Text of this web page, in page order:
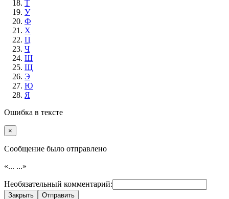
Т
У
Ф
Х
Ц
Ч
Ш
Щ
Э
Ю
Я
Ошибка в тексте
×
Cообщение было отправлено
«... ...»
Необязательный комментарий:
Закрыть Отправить